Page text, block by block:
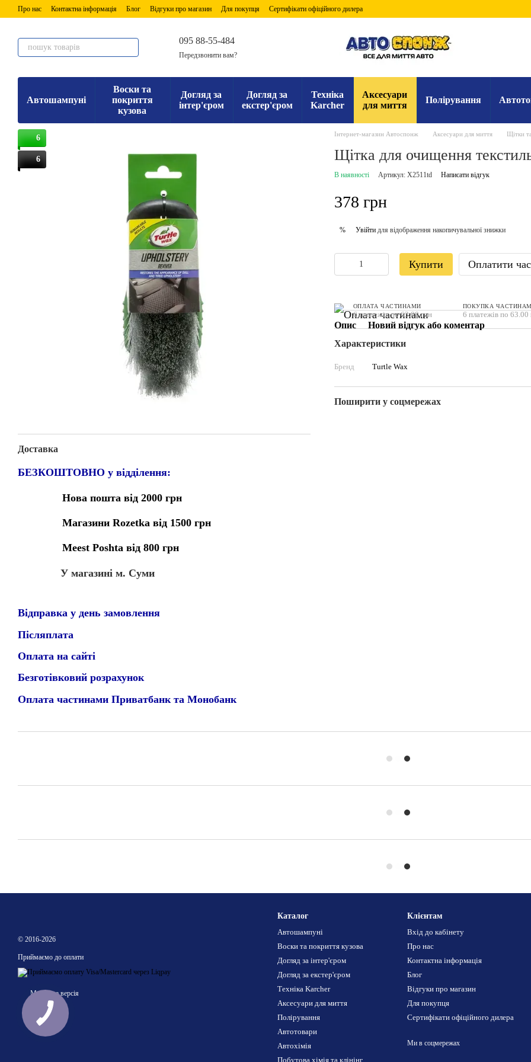
Перейти до основного контенту
Про нас Контактна інформація Блог Відгуки про магазин Для покупця Сертифікати офіційного дилера
095 88-55-484
Передзвонити вам?
Автошампуні
Воски та
покриття
кузова
Догляд за
інтер'єром
Догляд за
екстер'єром
Техніка
Karcher
Аксесуари
для миття
Полірування
6
6
Доставка
БЕЗКОШТОВНО у відділення:
Нова пошта від 2000 грн
Магазини Rozetka від 1500 грн
Meest Poshta від 800 грн
У магазині м. Суми
Відправка у день замовлення
Післяплата
Оплата на сайті
Безготівковий розрахунок
Оплата частинами Приватбанк та Монобанк
Інтернет-магазин Автоспонж Аксесуари для миття Щітки
Щітка для очищення
В наявності Артикул: X2511td Написати відгук
378 грн
% Увійтидля відображення накопичувальної знижки
Купити Оплатити
ОПЛАТА ЧАСТИНАМИ
6 платежів по 63.00 грн
ПОКУПКА
6 платежів по 63.00
Опис
Новий відгук або коментар
Характеристики
Бренд Turtle Wax
Поширити у соцмережах
© 2016-2026
Приймаємо до оплати
Мобільна версія
Каталог
Автошампуні
Воски та покриття кузова
Догляд за інтер'єром
Догляд за екстер'єром
Техніка Karcher
Аксесуари для миття
Полірування
Автотовари
Автохімія
Побутова хімія та клінінг
Клієнтам
Вхід до кабінету
Про нас
Контактна інформація
Блог
Відгуки про магазин
Для покупця
Сертифікати офіційного дилера
Ми в соцмережах